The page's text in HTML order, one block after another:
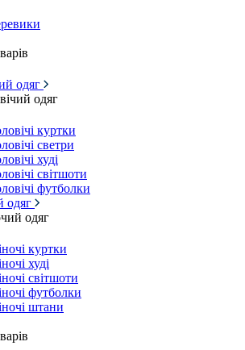
одяг
одяг
куртки
светри
худі
світшоти
футболки
одяг
одяг
куртки
худі
світшоти
футболки
штани